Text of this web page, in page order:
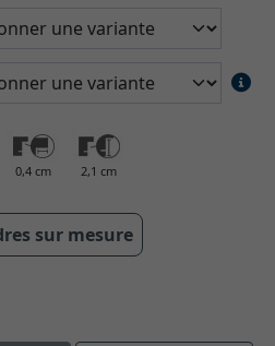
0,4 cm 2,1 cm
sur mesure